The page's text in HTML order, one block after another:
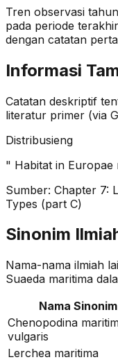
Tren observasi
pada periode
dengan catatan
Informasi
Catatan deskriptif
literatur primer (via
Distribusieng
" Habitat in Europae
Sumber: Chapter 7:
Types (part C)
Sinonim
Nama-nama ilmiah
Suaeda maritima
Nama Sinonim
Chenopodina
vulgaris
Lerchea maritima